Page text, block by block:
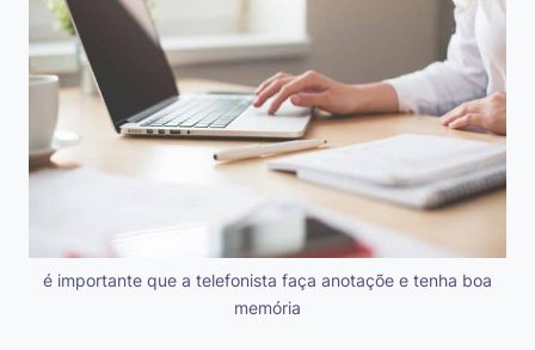
é importante que a telefonista faça anotaçõe e tenha boa
memória